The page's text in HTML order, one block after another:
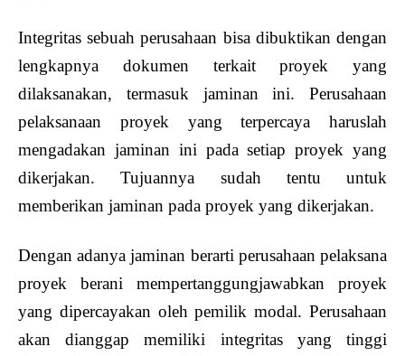
Integritas sebuah perusahaan bisa dibuktikan dengan
lengkapnya dokumen terkait proyek yang
dilaksanakan, termasuk jaminan ini. Perusahaan
pelaksanaan proyek yang terpercaya haruslah
mengadakan jaminan ini pada setiap proyek yang
dikerjakan. Tujuannya sudah tentu untuk
memberikan jaminan pada proyek yang dikerjakan.
Dengan adanya jaminan berarti perusahaan pelaksana
proyek berani mempertanggungjawabkan proyek
yang dipercayakan oleh pemilik modal. Perusahaan
akan dianggap memiliki integritas yang tinggi